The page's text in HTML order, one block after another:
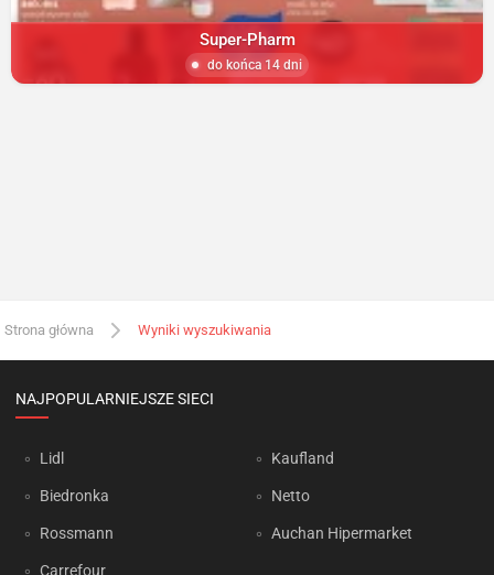
Super-Pharm
do końca 14 dni
Strona główna Wyniki wyszukiwania
NAJPOPULARNIEJSZE SIECI
Lidl
Biedronka
Rossmann
Carrefour
Kaufland
Netto
Auchan Hipermarket